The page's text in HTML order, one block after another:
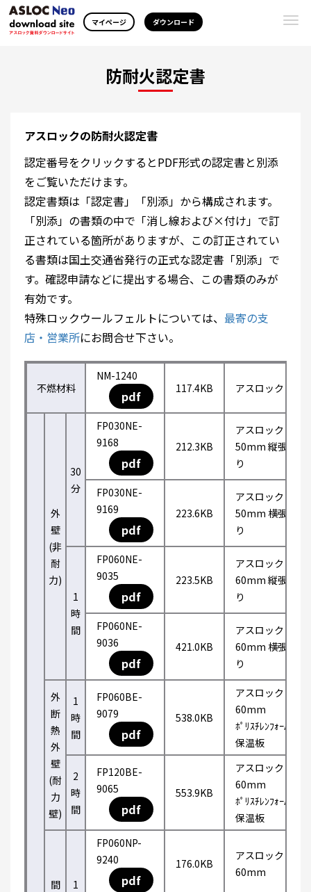
マイページ ダウンロード
防耐火認定書
アスロックの防耐火認定書
認定番号をクリックするとPDF形式の認定書と別添
をご覧いただけます。
認定書類は「認定書」「別添」から構成されます。
「別添」の書類の中で「消し線および×付け」で訂
正されている箇所がありますが、この訂正されてい
る書類は国土交通省発行の正式な認定書「別添」で
す。確認申請などに提出する場合、この書類のみが
有効です。
特殊ロックウールフェルトについては、 最寄の支
店・営業所にお問合せ下さい。
不燃材料
NM-1240
pdf 117.4KB アスロック
外
壁
(非
耐
力)
30
分
FP030NE-
9168
pdf
212.3KB
アスロック
50mm 縦張
り
FP030NE-
9169
pdf
223.6KB
アスロック
50mm 横張
り
1
時
間
FP060NE-
9035
pdf
223.5KB
アスロック
60mm 縦張
り
FP060NE-
9036
pdf
421.0KB
アスロック
60mm 横張
り
外
断
熱
外
壁
(耐
力
壁)
1
時
間
FP060BE-
9079
pdf
538.0KB
アスロック
60mm
ﾎﾟﾘｽﾁﾚﾝﾌｫｰﾑ
保温板
2
時
間
FP120BE-
9065
pdf
553.9KB
アスロック
60mm
ﾎﾟﾘｽﾁﾚﾝﾌｫｰﾑ
保温板
間
1
FP060NP-
9240
pdf
176.0KB
アスロック
60mm